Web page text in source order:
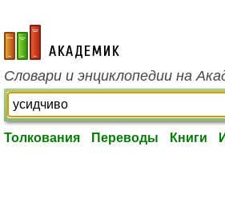
academic.ru
Словари и энциклопедии на
Толкования Переводы Книги